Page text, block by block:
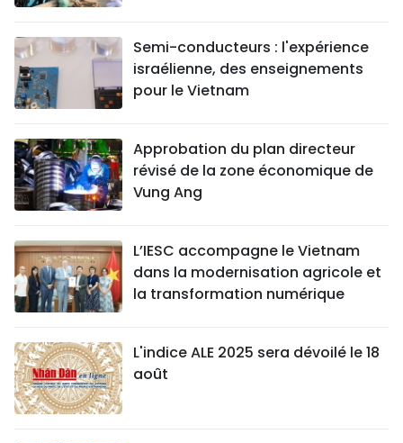
Semi-conducteurs : l'expérience
israélienne, des enseignements
pour le Vietnam
Approbation du plan directeur
révisé de la zone économique de
Vung Ang
L’IESC accompagne le Vietnam
dans la modernisation agricole et
la transformation numérique
L'indice ALE 2025 sera dévoilé le 18
août